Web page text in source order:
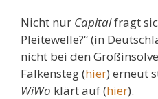
Nicht nur Capitalfragt
Pleitewelle?“ (in
nicht bei den
Falkensteg (hier) erneut
WiWo klärt auf (hier).